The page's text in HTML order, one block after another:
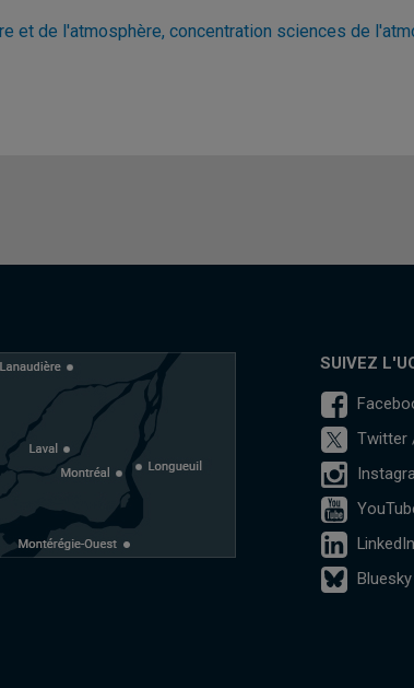
et de l'atmosphère, concentration sciences de
SUIVEZ
Twitter
LinkedIn
Bluesky